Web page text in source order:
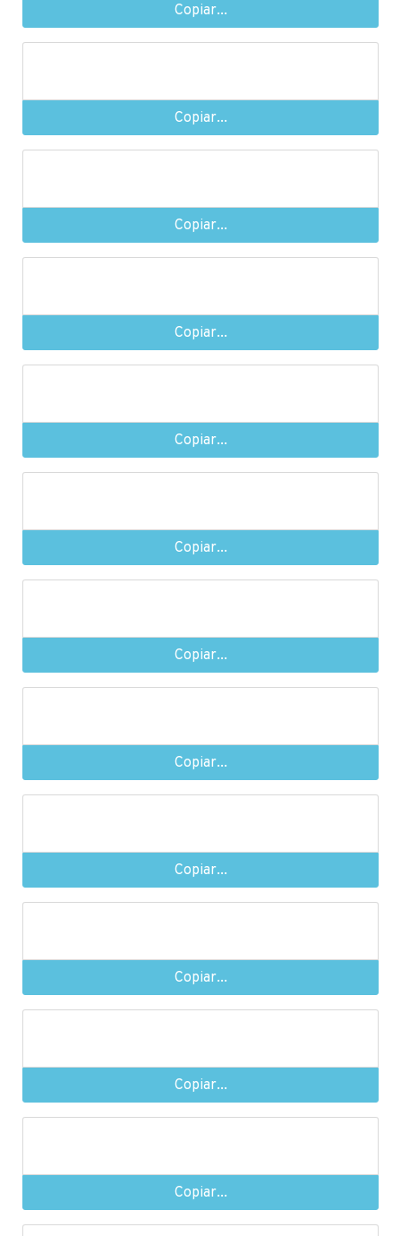
Copiar...
Copiar...
Copiar...
Copiar...
Copiar...
Copiar...
Copiar...
Copiar...
Copiar...
Copiar...
Copiar...
Copiar...